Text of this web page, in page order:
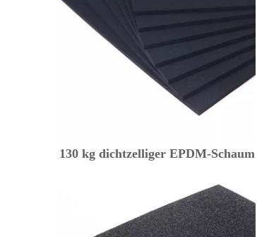
130 kg dichtzelliger EPDM-Schaum